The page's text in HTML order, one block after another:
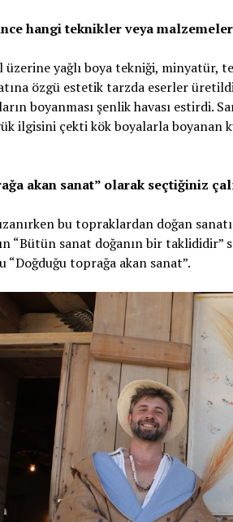
hangi teknikler veya
üzerine yağlı boya tekniği, minyatür,
özgü estetik tarzda eserler
boyanması şenlik havası estirdi.
ilgisini çekti kök boyalarla boyanan
akan sanat” olarak seçtiğiniz
bu topraklardan doğan
“Bütün sanat doğanın bir taklididir”
“Doğduğu toprağa akan sanat”.